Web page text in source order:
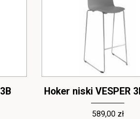
Hoker niski VESPER
589,00 zł